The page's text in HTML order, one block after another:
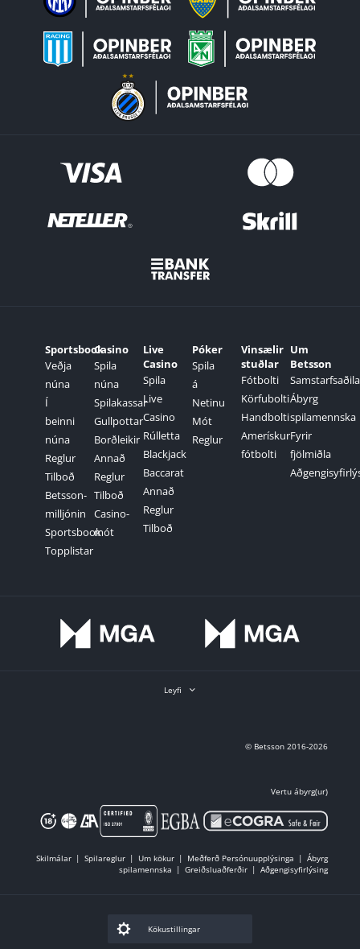
Sportsbook
Veðja
núna
Í
beinni
núna
Reglur
Tilboð
Betsson-
milljónin
Sportsbook
Topplistar
Casino
Spila
núna
Spilakassar
Gullpottar
Borðleikir
Annað
Reglur
Tilboð
Casino-
mót
Live
Casino
Spila
Live
Casino
Rúlletta
Blackjack
Baccarat
Annað
Reglur
Tilboð
Póker
Spila
á
Netinu
Mót
Reglur
Vinsælir
stuðlar
Fótbolti
Körfubolti
Handbolti
Amerískur
fótbolti
Um
Betsson
Ábyrg
spilamennska
Fyrir
fjölmiðla
Leyfi
© Betsson 2016-2026
Vertu ábyrg(ur)
Skilmálar Spilareglur Um kökur Meðferð Persónuupplýsinga
Ábyrg
spilamennska
Greiðsluaðferðir Aðgengisyfirlýsing
Kökustillingar